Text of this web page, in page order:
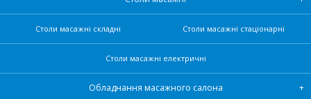
Столи масажні складні Столи масажні стаціонарні
Столи масажні електричні
Обладнання масажного салона